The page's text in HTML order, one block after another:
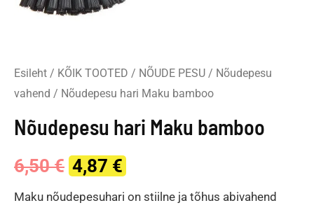
Esileht / KÕIK TOOTED / NÕUDE PESU / Nõudepesu
vahend / Nõudepesu hari Maku bamboo
Nõudepesu hari Maku bamboo
6,50€ Original
price
4,87 €Current
price
Maku nõudepesuhari on stiilne ja tõhus abivahend